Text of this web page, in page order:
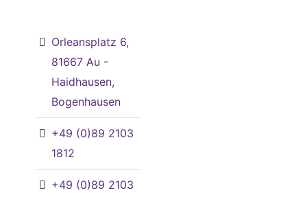
Orleansplatz 6,
81667 Au -
Haidhausen,
Bogenhausen
+49 (0)89 2103
1812
+49 (0)89 2103